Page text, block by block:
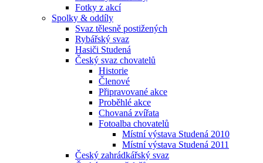
Fotky z akcí
Spolky & oddíly
Svaz tělesně postižených
Rybářský svaz
Hasiči Studená
Český svaz chovatelů
Historie
Členové
Připravované akce
Proběhlé akce
Chovaná zvířata
Fotoalba chovatelů
Místní výstava Studená 2010
Místní výstava Studená 2011
Český zahrádkářský svaz